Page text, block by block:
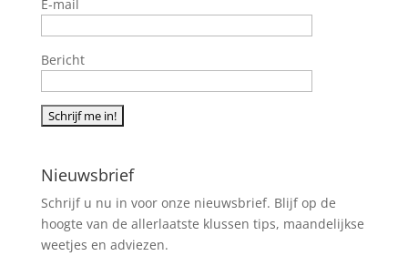
E-mail
Bericht
Nieuwsbrief
Schrijf u nu in voor onze nieuwsbrief. Blijf op de
hoogte van de allerlaatste klussen tips, maandelijkse
weetjes en adviezen.